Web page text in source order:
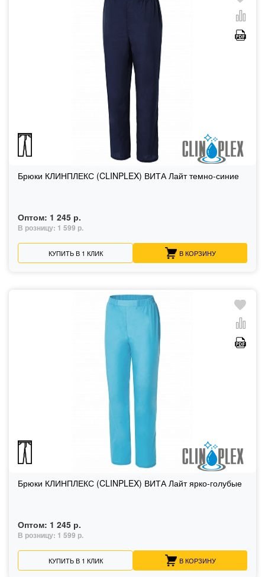
Брюки КЛИНПЛЕКС (CLINPLEX) ВИТА Лайт темно-синие
Оптом: 1 245 р.
В розницу: 1 599 р.
КУПИТЬ В 1 КЛИК В КОРЗИНУ
Брюки КЛИНПЛЕКС (CLINPLEX) ВИТА Лайт ярко-голубые
Оптом: 1 245 р.
В розницу: 1 599 р.
КУПИТЬ В 1 КЛИК В КОРЗИНУ